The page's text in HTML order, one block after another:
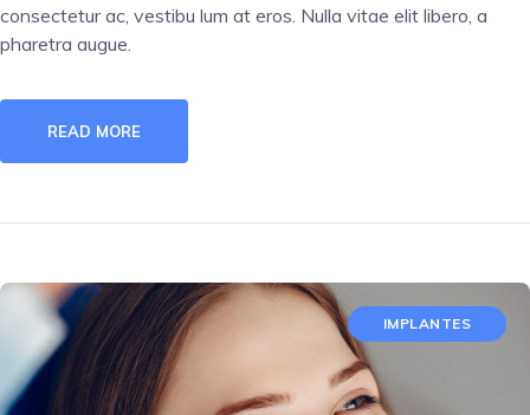
consectetur ac, vestibu lum at eros. Nulla vitae elit libero, a
pharetra augue.
READ MORE
IMPLANTES